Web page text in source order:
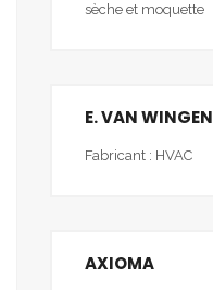
sèche et moquette
E. VAN WINGEN
Fabricant : HVAC
AXIOMA